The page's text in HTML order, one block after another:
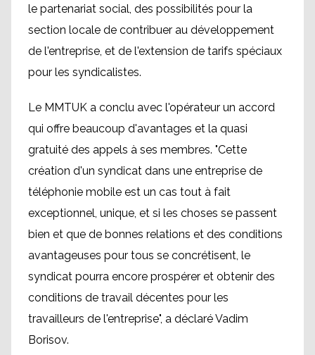
le partenariat social, des possibilités pour la
section locale de contribuer au développement
de l'entreprise, et de l'extension de tarifs spéciaux
pour les syndicalistes.
Le MMTUK a conclu avec l'opérateur un accord
qui offre beaucoup d'avantages et la quasi
gratuité des appels à ses membres. "Cette
création d'un syndicat dans une entreprise de
téléphonie mobile est un cas tout à fait
exceptionnel, unique, et si les choses se passent
bien et que de bonnes relations et des conditions
avantageuses pour tous se concrétisent, le
syndicat pourra encore prospérer et obtenir des
conditions de travail décentes pour les
travailleurs de l'entreprise", a déclaré Vadim
Borisov.